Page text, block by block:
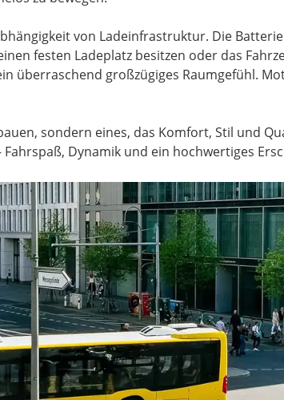
von Ladeinfrastruktur. Die
festen Ladeplatz besitzen oder das
überraschend großzügiges Raumgefühl.
sondern eines, das Komfort, Stil und
Dynamik und ein hochwertiges